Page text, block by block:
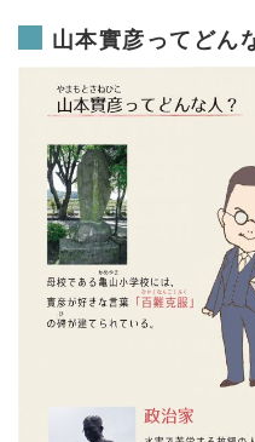
山本實彦ってどん